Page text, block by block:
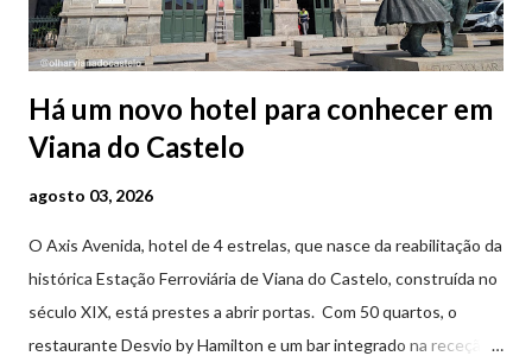
Há um novo hotel para conhecer em
Viana do Castelo
agosto 03, 2026
O Axis Avenida, hotel de 4 estrelas, que nasce da reabilitação da
histórica Estação Ferroviária de Viana do Castelo, construída no
século XIX, está prestes a abrir portas. Com 50 quartos, o
restaurante Desvio by Hamilton e um bar integrado na receção,